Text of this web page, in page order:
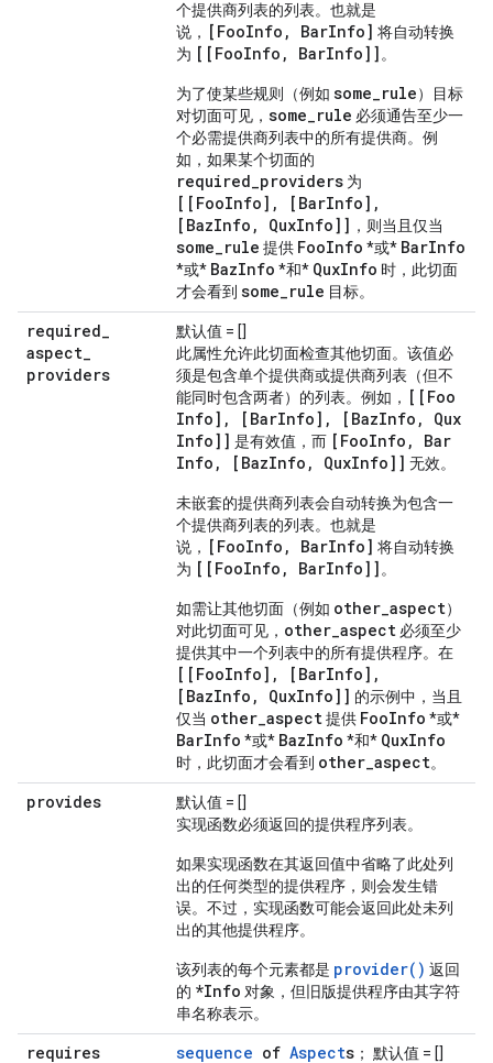
个提供商列表的列表。也就是
说， [FooInfo, BarInfo] 将自动转换
为 [[FooInfo, BarInfo]] 。
为了使某些规则（例如 some_rule）目标
对切面可见， some_rule 必须通告至少一
个必需提供商列表中的所有提供商。例
如，如果某个切面的
required_providers 为
[[FooInfo], [BarInfo],
[BazInfo, QuxInfo]] ，则当且仅当
some_rule 提供 FooInfo *或* BarInfo
*或* BazInfo *和* QuxInfo 时，此切面
才会看到 some_rule 目标。
required_
aspect_
providers
默认值 = []
此属性允许此切面检查其他切面。该值必
须是包含单个提供商或提供商列表（但不
能同时包含两者）的列表。例如， [[Foo
Info] , [BarInfo] , [BazInfo ,
Qux
Info]] 是有效值，而 [FooInfo ,
Bar
Info , [BazInfo , QuxInfo]] 无效。
未嵌套的提供商列表会自动转换为包含一
个提供商列表的列表。也就是
说， [FooInfo, BarInfo] 将自动转换
为 [[FooInfo, BarInfo]] 。
如需让其他切面（例如 other_aspect）
对此切面可见， other_aspect 必须至少
提供其中一个列表中的所有提供程序。在
[[FooInfo], [BarInfo],
[BazInfo, QuxInfo]] 的示例中，当且
仅当 other_aspect提供 FooInfo *或*
BarInfo *或* BazInfo *和* QuxInfo
时，此切面才会看到 other_aspect。
provides
默认值 = []
实现函数必须返回的提供程序列表。
如果实现函数在其返回值中省略了此处列
出的任何类型的提供程序，则会发生错
误。不过，实现函数可能会返回此处未列
出的其他提供程序。
该列表的每个元素都是 provider() 返回
的 *Info 对象，但旧版提供程序由其字符
串名称表示。
requires sequence of Aspects ； 默认值 = []